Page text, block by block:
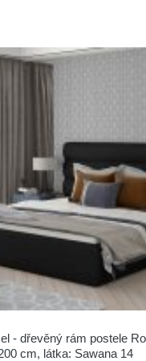
- dřevěný rám postele
cm, látka: Sawana 14